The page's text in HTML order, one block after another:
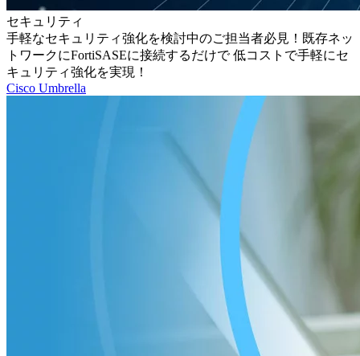
セキュリティ
手軽なセキュリティ強化を検討中のご担当者必見！既存ネッ
トワークにFortiSASEに接続するだけで 低コストで手軽にセ
キュリティ強化を実現！
Cisco Umbrella